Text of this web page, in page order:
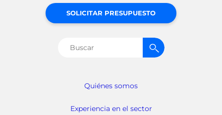
Quiénes somos
Experiencia en el sector
SOLICITAR PRESUPUESTO
Buscar: